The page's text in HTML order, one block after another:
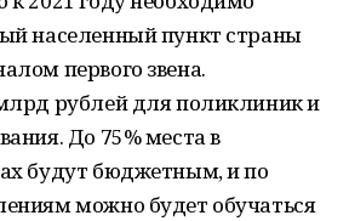
населенный пункт страны
первого звена.
рублей для поликлиник и
До 75% места в
будут бюджетным, и по
можно будет обучаться